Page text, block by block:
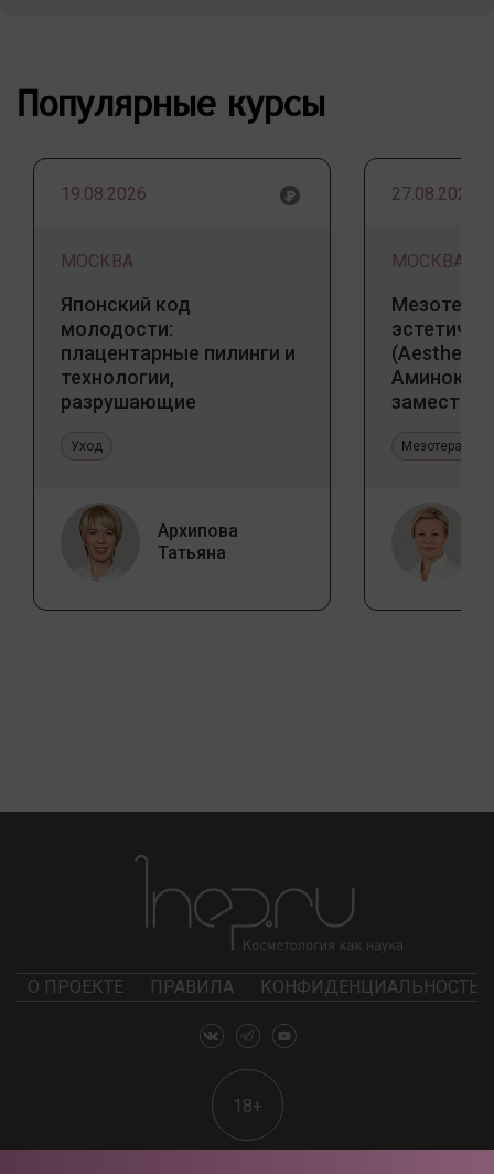
Популярные курсы
19.08.2026
МОСКВА
Японский код
молодости:
плацентарные пилинги и
технологии,
разрушающие
Уход
Архипова
Татьяна
27.08.2026
МОСКВА
(Aesthetic
Мезотерапия
О ПРОЕКТЕ ПРАВИЛА КОНФИДЕНЦИАЛЬНОСТЬ
18+